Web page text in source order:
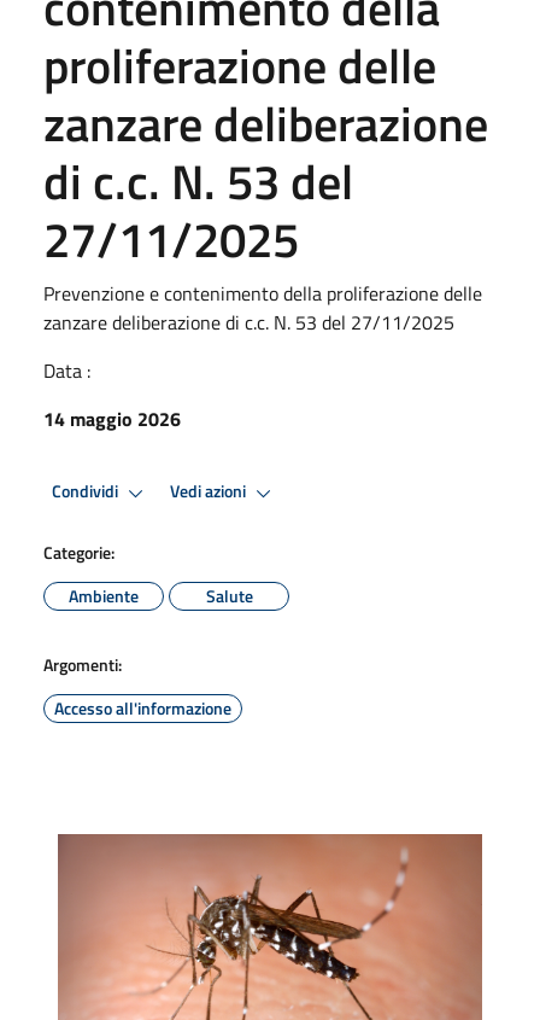
proliferazione delle
zanzare deliberazione
di c.c. N. 53 del
27/11/2025
Prevenzione e contenimento della proliferazione delle
zanzare deliberazione di c.c. N. 53 del 27/11/2025
Data :
14 maggio 2026
Condividi Vedi azioni
Categorie:
Ambiente
Salute
Argomenti:
Accesso all'informazione